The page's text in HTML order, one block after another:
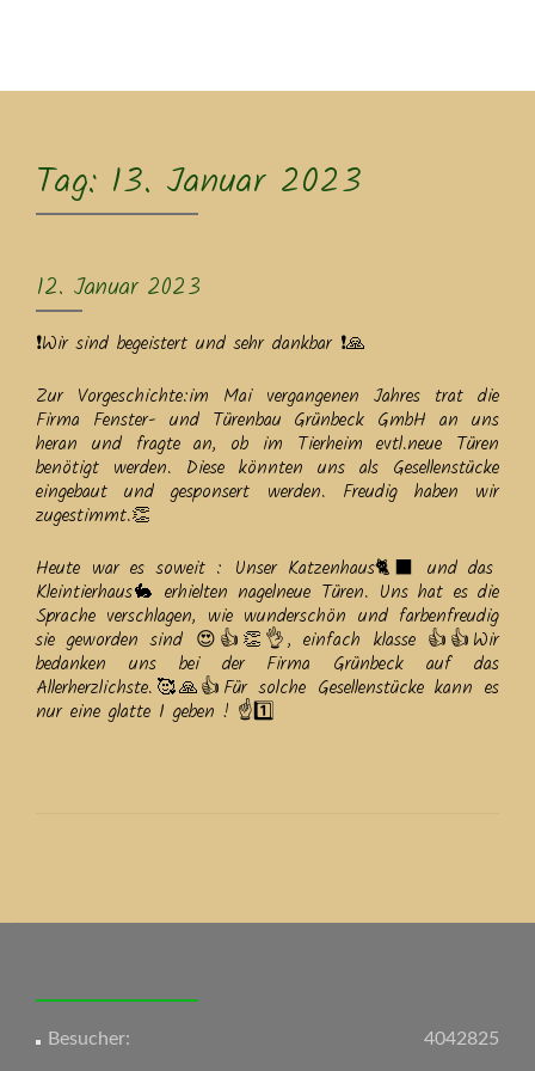
Tag: 13. Januar 2023
12. Januar 2023
❗Wir sind begeistert und sehr dankbar ❗🙏
Zur Vorgeschichte:im Mai vergangenen Jahres trat die
Firma Fenster- und Türenbau Grünbeck GmbH an uns
heran und fragte an, ob im Tierheim evtl.neue Türen
benötigt werden. Diese könnten uns als Gesellenstücke
eingebaut und gesponsert werden. Freudig haben wir
zugestimmt.👏
Heute war es soweit : Unser Katzenhaus🐈‍⬛ und das
Kleintierhaus🐇 erhielten nagelneue Türen. Uns hat es die
Sprache verschlagen, wie wunderschön und farbenfreudig
sie geworden sind 😍👍👏👌, einfach klasse 👍👍Wir
bedanken uns bei der Firma Grünbeck auf das
Allerherzlichste.🥰🙏👍Für solche Gesellenstücke kann es
nur eine glatte 1 geben ! ☝️1️⃣
Navigation
4042825
Besucher: